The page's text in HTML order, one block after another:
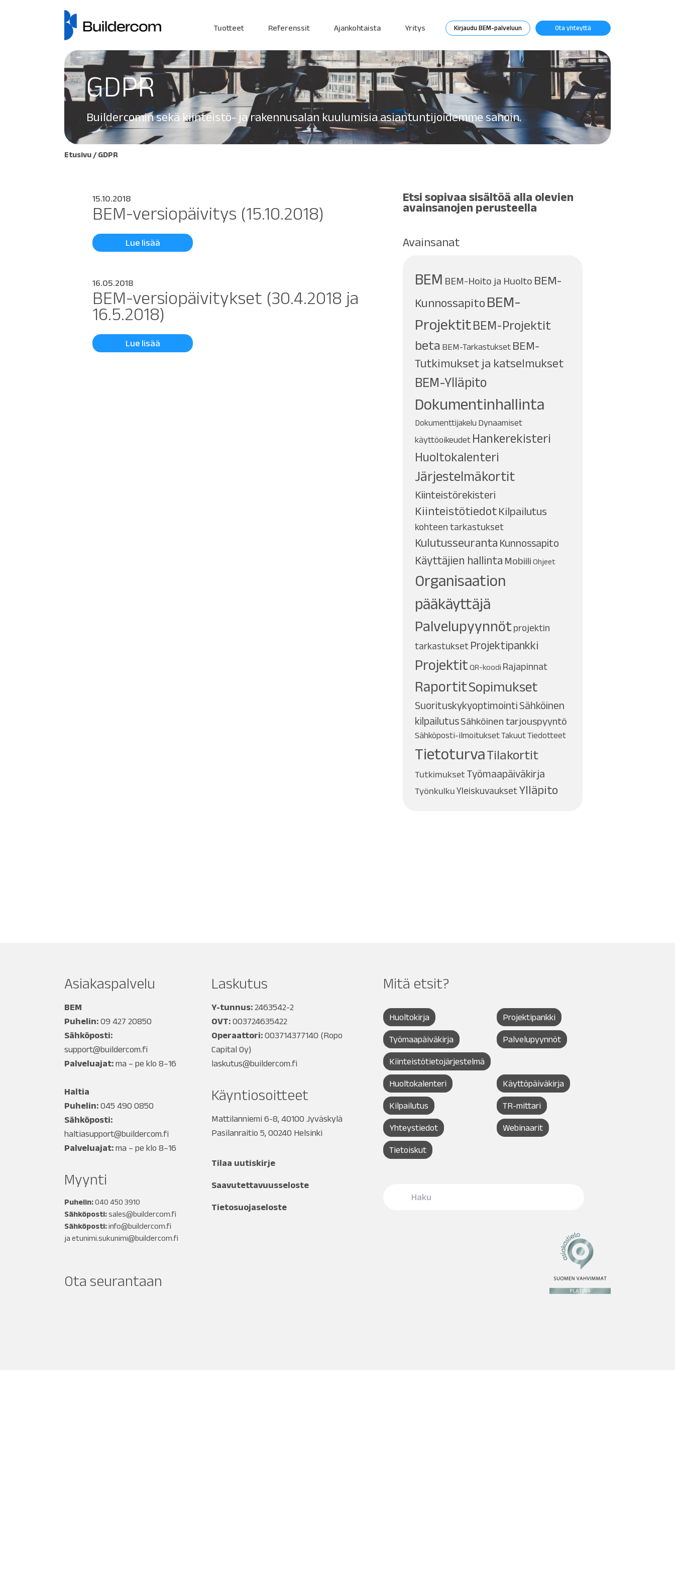
Tuotteet Referenssit Ajankohtaista Yritys Kirjaudu BEM-palveluun Ota yhteyttä
GDPR
Buildercomin sekä kiinteistö- ja rakennusalan kuulumisia asiantuntijoidemme sanoin.
Etusivu /GDPR
15.10.2018
BEM-versiopäivitys (15.10.2018)
Lue lisää
16.05.2018
BEM-versiopäivitykset (30.4.2018 ja
16.5.2018)
Lue lisää
Etsi sopivaa sisältöä alla olevien
avainsanojen perusteella
Avainsanat
BEM BEM-Hoito ja Huolto BEM-
Kunnossapito BEM-
ProjektitBEM-Projektit
beta BEM-Tarkastukset BEM-
Tutkimukset ja katselmukset
BEM-Ylläpito
Dokumentinhallinta
Dokumenttijakelu Dynaamiset
käyttöoikeudet Hankerekisteri
Huoltokalenteri
Järjestelmäkortit
Kiinteistörekisteri
Kiinteistötiedot Kilpailutus
kohteen tarkastukset
Kulutusseuranta Kunnossapito
Käyttäjien hallinta Mobiili Ohjeet
Organisaation
pääkäyttäjä
Palvelupyynnöt projektin
tarkastukset Projektipankki
Projektit QR-koodi Rajapinnat
RaportitSopimukset
Suorituskykyoptimointi Sähköinen
kilpailutus Sähköinen tarjouspyyntö
Sähköposti-ilmoituksetTakuutTiedotteet
TietoturvaTilakortit
Tutkimukset Työmaapäiväkirja
TyönkulkuYleiskuvaukset Ylläpito
Asiakaspalvelu
BEM
Puhelin: 09 427 20850
Sähköposti:
support@buildercom.fi
Palveluajat: ma – pe klo 8–16
Haltia
Puhelin: 045 490 0850
Sähköposti:
haltiasupport@buildercom.fi
Palveluajat: ma – pe klo 8–16
Myynti
Puhelin:040 450 3910
Sähköposti:sales@buildercom.fi
Sähköposti:info@buildercom.fi
ja etunimi.sukunimi@buildercom.fi
Laskutus
Y-tunnus: 2463542-2
OVT: 003724635422
Operaattori: 003714377140 (Ropo
Capital Oy)
laskutus@buildercom.fi
Käyntiosoitteet
Mattilanniemi 6-8, 40100 Jyväskylä
Pasilanraitio 5, 00240 Helsinki
Tilaa uutiskirje
Saavutettavuusseloste
Tietosuojaseloste
Ota seurantaan
Mitä etsit?
Huoltokirja Projektipankki
Työmaapäiväkirja Palvelupyynnöt
Kiinteistötietojärjestelmä
Huoltokalenteri Käyttöpäiväkirja
Kilpailutus TR-mittari
Yhteystiedot Webinaarit
Tietoiskut